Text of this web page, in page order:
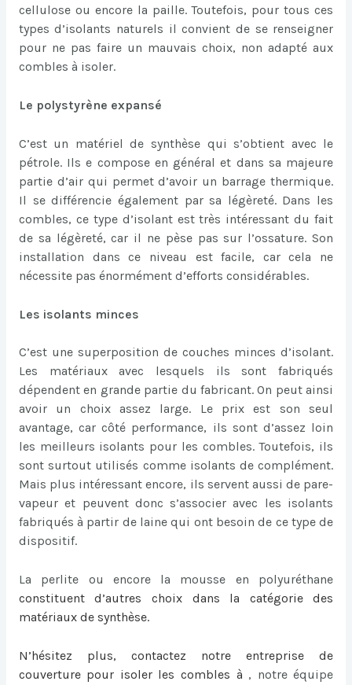
cellulose ou encore la paille. Toutefois, pour tous ces
types d’isolants naturels il convient de se renseigner
pour ne pas faire un mauvais choix, non adapté aux
combles à isoler.
Le polystyrène expansé
C’est un matériel de synthèse qui s’obtient avec le
pétrole. Ils e compose en général et dans sa majeure
partie d’air qui permet d’avoir un barrage thermique.
Il se différencie également par sa légèreté. Dans les
combles, ce type d’isolant est très intéressant du fait
de sa légèreté, car il ne pèse pas sur l’ossature. Son
installation dans ce niveau est facile, car cela ne
nécessite pas énormément d’efforts considérables.
Les isolants minces
C’est une superposition de couches minces d’isolant.
Les matériaux avec lesquels ils sont fabriqués
dépendent en grande partie du fabricant. On peut ainsi
avoir un choix assez large. Le prix est son seul
avantage, car côté performance, ils sont d’assez loin
les meilleurs isolants pour les combles. Toutefois, ils
sont surtout utilisés comme isolants de complément.
Mais plus intéressant encore, ils servent aussi de pare-
vapeur et peuvent donc s’associer avec les isolants
fabriqués à partir de laine qui ont besoin de ce type de
dispositif.
La perlite ou encore la mousse en polyuréthane
constituent d’autres choix dans la catégorie des
matériaux de synthèse.
N’hésitez plus, contactez notre entreprise de
couverture pour isoler les combles à , notre équipe